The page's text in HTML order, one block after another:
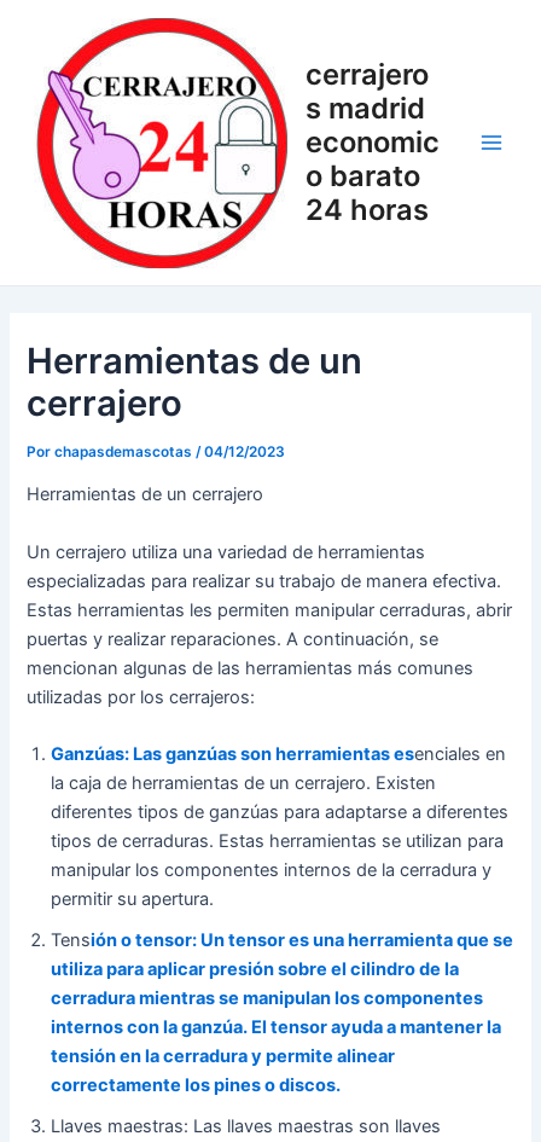
contenido
cerrajero
s madrid
economic
o barato
24 horas
Herramientas de un
cerrajero
Porchapasdemascotas/04/12/2023
Herramientas de un cerrajero
Un cerrajero utiliza una variedad de herramientas
especializadas para realizar su trabajo de manera efectiva.
Estas herramientas les permiten manipular cerraduras, abrir
puertas y realizar reparaciones. A continuación, se
mencionan algunas de las herramientas más comunes
utilizadas por los cerrajeros:
Ganzúas: Las ganzúas son herramientas esenciales en
la caja de herramientas de un cerrajero. Existen
diferentes tipos de ganzúas para adaptarse a diferentes
tipos de cerraduras. Estas herramientas se utilizan para
manipular los componentes internos de la cerradura y
permitir su apertura.
Tensión o tensor: Un tensor es una herramienta que se
utiliza para aplicar presión sobre el cilindro de la
cerradura mientras se manipulan los componentes
internos con la ganzúa. El tensor ayuda a mantener la
tensión en la cerradura y permite alinear
correctamente los pines o discos.
Llaves maestras: Las llaves maestras son llaves
entradas